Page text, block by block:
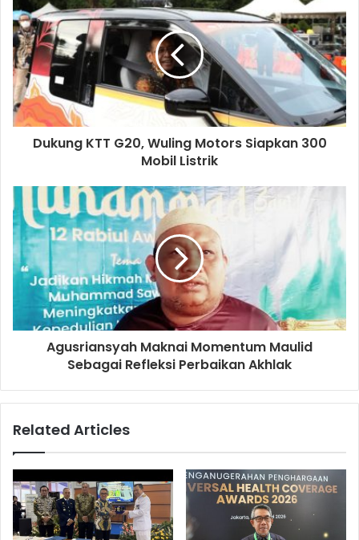
Dukung KTT G20, Wuling Motors Siapkan 300
Mobil Listrik
Agusriansyah Maknai Momentum Maulid
Sebagai Refleksi Perbaikan Akhlak
Related Articles